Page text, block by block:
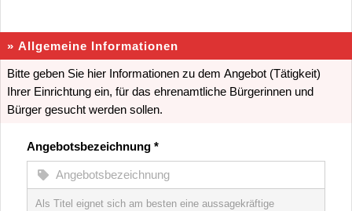
» Allgemeine Informationen
Bitte geben Sie hier Informationen zu dem Angebot (Tätigkeit)
Ihrer Einrichtung ein, für das ehrenamtliche Bürgerinnen und
Bürger gesucht werden sollen.
Angebotsbezeichnung *
Als Titel eignet sich am besten eine aussagekräftige